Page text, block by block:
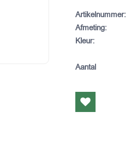
Artikelnummer:
Afmeting:
Kleur:
Aantal